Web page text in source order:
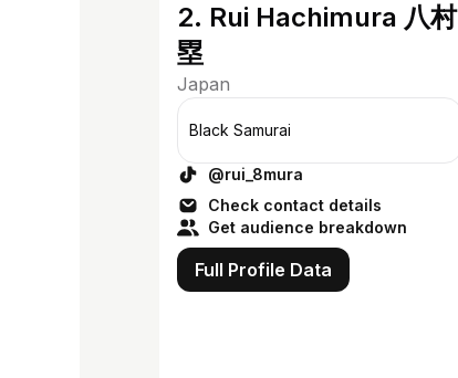
2. Rui Hachimura 八村
塁
Japan
Black Samurai
@rui_8mura
Check contact details
Get audience breakdown
Full Profile Data